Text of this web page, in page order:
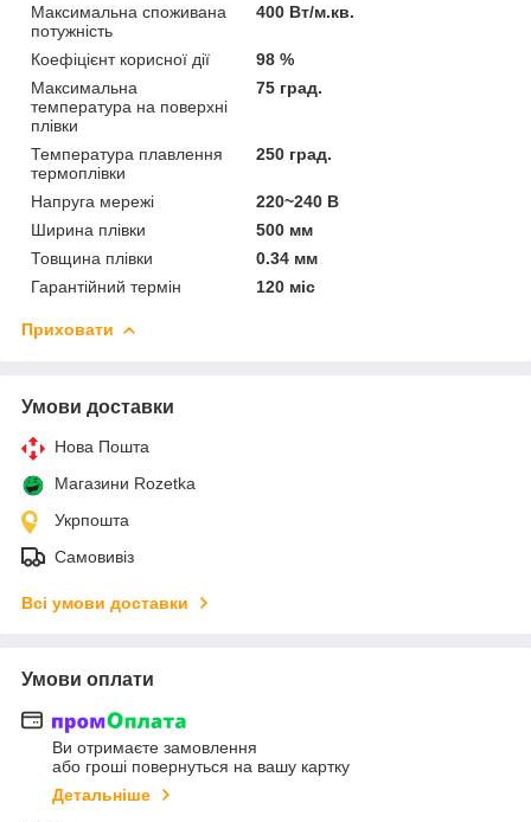
Максимальна споживана
потужність
400 Вт/м.кв.
Коефіцієнт корисної дії
98 %
Максимальна
температура на поверхні
плівки
75 град.
Температура плавлення
термоплівки
250 град.
Напруга мережі
220~240 В
Ширина плівки
500 мм
Товщина плівки
0.34 мм
Гарантійний термін
120 міс
Приховати
Умови доставки
Нова Пошта
Магазини Rozetka
Укрпошта
Самовивіз
Всі умови доставки
Умови оплати
Ви отримаєте замовлення
або гроші повернуться на вашу картку
Детальніше